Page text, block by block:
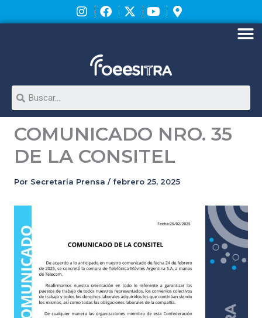
al
Search
COMUNICADO NRO. 35
DE LA CONSITEL
Por Secretaría Prensa / febrero 25, 2025